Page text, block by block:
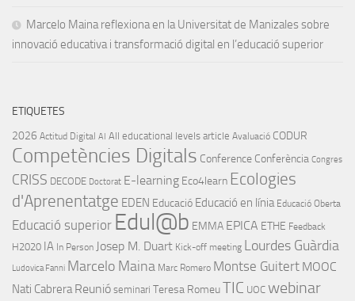
Marcelo Maina reflexiona en la Universitat de Manizales sobre
innovació educativa i transformació digital en l’educació superior
ETIQUETES
2026 Actitud Digital AI All educational levels article Avaluació CODUR
Competències Digitals Conference Conferència Congres
CRISS DECODE Doctorat E-learning Eco4learn Ecologies
d'Aprenentatge EDEN Educació Educació en línia Educació Oberta
Educació superior Edul@b EMMA EPICA ETHE Feedback
H2020 IA In Person Josep M. Duart Kick-off meeting Lourdes Guàrdia
Ludovica Fanni Marcelo Maina Marc Romero Montse Guitert MOOC
Nati Cabrera Reunió seminari Teresa RomeuTIC UOC webinar